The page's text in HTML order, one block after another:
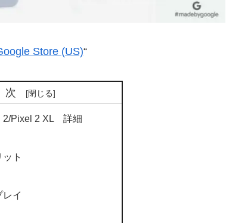
Store (US)“
次
2/Pixel 2 XL 詳細
ト
イ